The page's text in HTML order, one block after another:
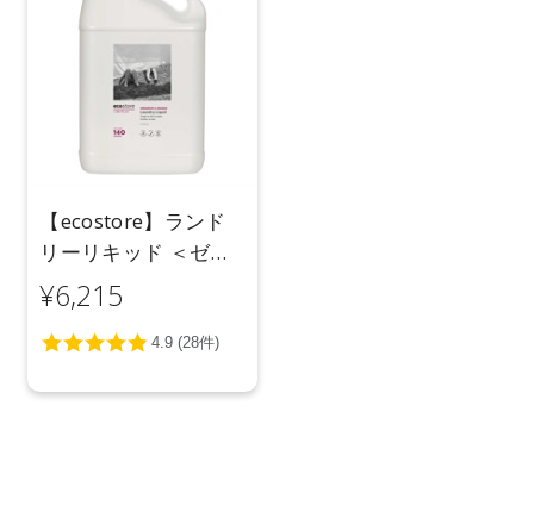
【ecostore】ランド
リーリキッド ＜ゼラ
ニウム＆オレンジ＞
5L
¥6,215